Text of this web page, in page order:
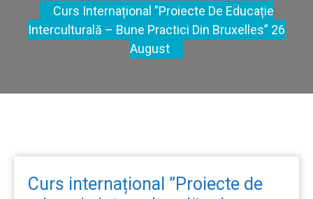
Curs Internațional ”Proiecte De Educație
Interculturală – Bune Practici Din Bruxelles” 26
August
Curs internațional ”Proiecte de